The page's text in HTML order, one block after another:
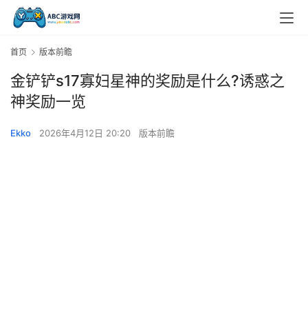
首页 版本前瞻
金铲铲s17寡妇星神的奖励是什么?诱惑之
神奖励一览
Ekko 2026年4月12日 20:20 版本前瞻